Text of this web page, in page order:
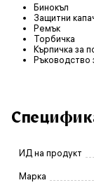
Бинокъл
Защитни
Ремък
Торбичка
Кърпичка за
Ръководство
ИД на продукт
Марка